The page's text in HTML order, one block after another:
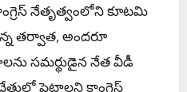
నేతృత్వంలోని కూటమి
తర్వాత, అందరూ
సమర్థుడైన నేత వీడీ
పెట్టాలని కాంగ్రెస్